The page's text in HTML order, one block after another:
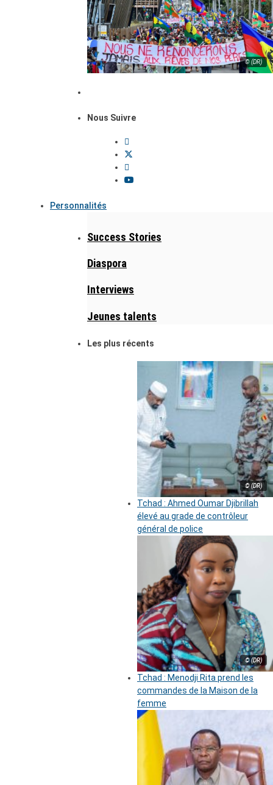
© (DR)
Nous Suivre
Personnalités
Success Stories
Diaspora
Interviews
Jeunes talents
Les plus récents
© (DR)
Tchad : Ahmed Oumar Djibrillah
élevé au grade de contrôleur
général de police
© (DR)
Tchad : Menodji Rita prend les
commandes de la Maison de la
femme